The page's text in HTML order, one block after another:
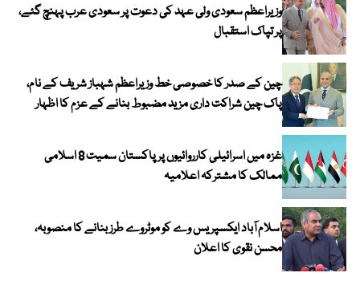
وزیراعظم سعودی ولی عہد کی دعوت پر سعودی عرب پہنچ گئے،
پر تپاک استقبال
چین کے صدر کا خصوصی خط وزیراعظم شہباز شریف کے نام،
پاک چین شراکت داری مزید مضبوط بنانے کے عزم کا اظہار
غزہ میں اسرائیلی کارروائیوں پر پاکستان سمیت 8 اسلامی
ممالک کا مشترکہ اعلامیہ
اسلام آباد ایکسپریس وے کو موٹروے طرز بنانے کا منصوبہ،
محسن نقوی کا اعلان